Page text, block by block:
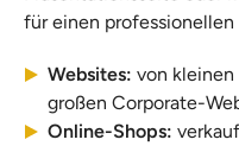
für einen
Websites: von kleinen
großen Corporate-
Online-Shops: